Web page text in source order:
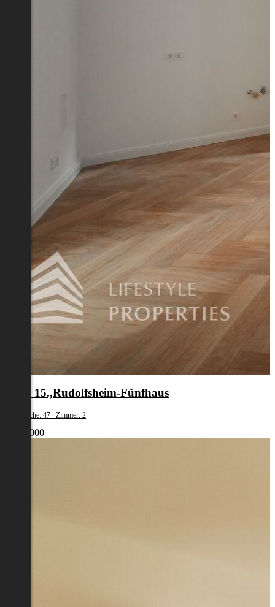
Wien 15.,Rudolfsheim-Fünfhaus
Wohnfläche: 47 Zimmer: 2
€ 265 000